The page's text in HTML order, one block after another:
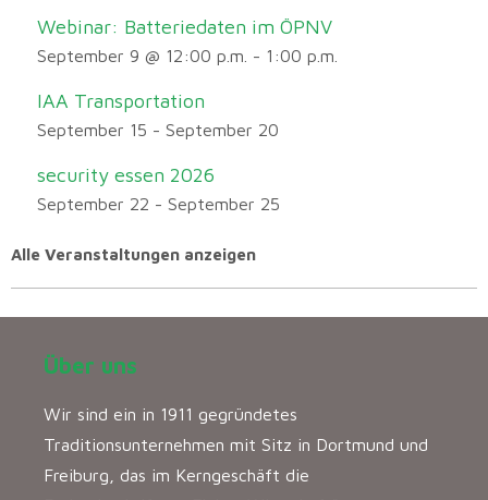
Webinar: Batteriedaten im ÖPNV
September 9 @ 12:00 p.m. - 1:00 p.m.
IAA Transportation
September 15 - September 20
security essen 2026
September 22 - September 25
Alle Veranstaltungen anzeigen
Über uns
Wir sind ein in 1911 gegründetes
Traditionsunternehmen mit Sitz in Dortmund und
Freiburg, das im Kerngeschäft die